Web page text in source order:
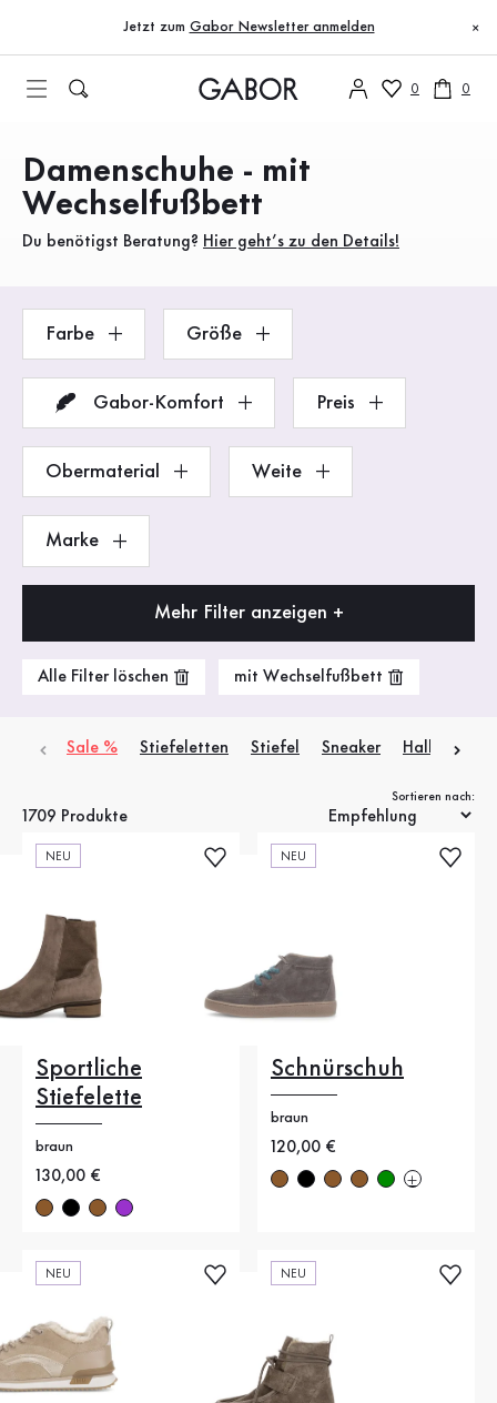
Zum Inhaltsverzeichnis
Zur Hauptnavigation
Jetzt zum Gabor Newsletter anmelden ×
0 0
Produkte
Damenschuhe - mit
Wechselfußbett
Du benötigst Beratung? Hier geht’s zu den Details!
Farbe Größe
Gabor-Komfort Preis
Obermaterial Weite
Marke
Mehr Filter anzeigen +
Alle Filter löschen mit Wechselfußbett
Sale % Stiefeletten Stiefel Sneaker Halbschuhe
1709 Produkte
Sortieren nach:
NEU
Sportliche
Stiefelette
braun
Neuer Preis
130,00 €
NEU
Schnürschuh
braun
Neuer Preis
120,00 €
NEU NEU